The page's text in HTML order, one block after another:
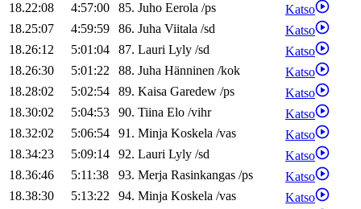
18.22:08
4:57:00 85. Juho Eerola /ps
Katso
18.25:07
4:59:59 86. Juha Viitala /sd
Katso
18.26:12
5:01:04 87. Lauri Lyly /sd
Katso
18.26:30
5:01:22 88. Juha Hänninen /kok
Katso
18.28:02
5:02:54 89. Kaisa Garedew /ps
Katso
18.30:02
5:04:53 90. Tiina Elo /vihr
Katso
18.32:02
5:06:54 91. Minja Koskela /vas
Katso
18.34:23
5:09:14 92. Lauri Lyly /sd
Katso
18.36:46
5:11:38 93. Merja Rasinkangas /ps
Katso
18.38:30
5:13:22 94. Minja Koskela /vas
Katso